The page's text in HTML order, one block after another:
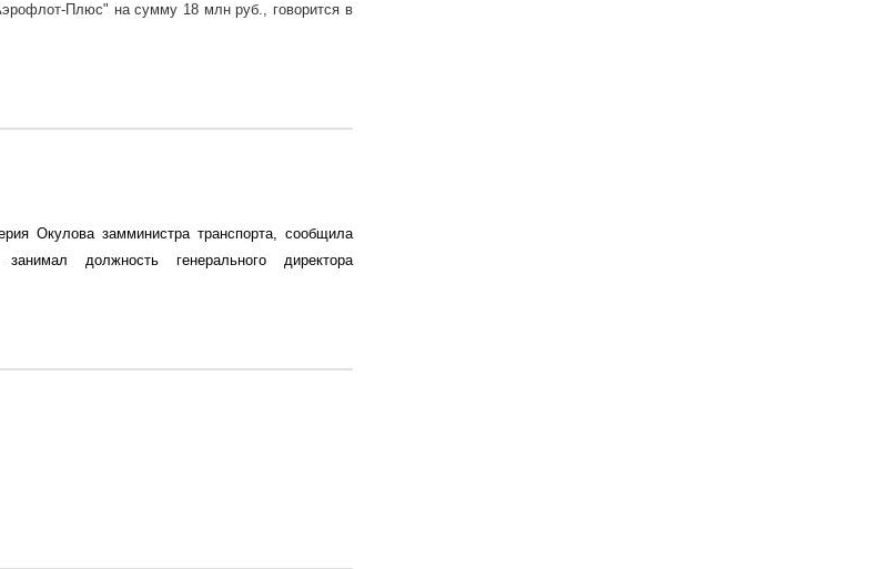
Плюс" на сумму 18 млн руб., говорится в
Окулова замминистра транспорта, сообщила
должность генерального директора